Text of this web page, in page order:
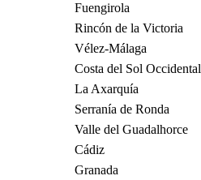
Fuengirola
Rincón de la Victoria
Vélez-Málaga
Costa del Sol Occidental
La Axarquía
Serranía de Ronda
Valle del Guadalhorce
Cádiz
Granada